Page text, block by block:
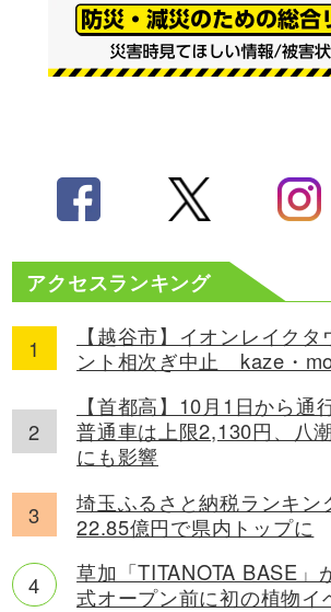
アクセスランキング
【越谷市】イオンレイク
ント相次ぎ中止 kaze・
【首都高】10月1日から
普通車は上限2,130円、八
にも影響
埼玉ふるさと納税ランキン
22.85億円で県内トップに
草加「TITANOTA BASE」
式オープン前に初の植物イ